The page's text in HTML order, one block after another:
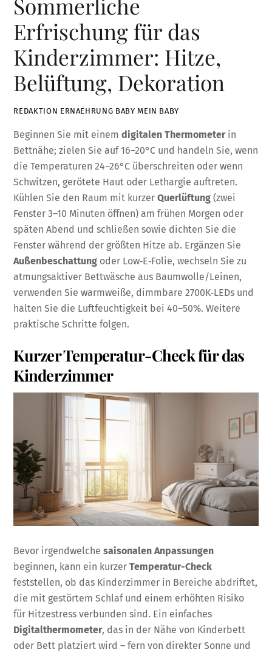
Sommerliche
Erfrischung für das
Kinderzimmer: Hitze,
Belüftung, Dekoration
REDAKTION ERNAEHRUNG BABY MEIN BABY
Beginnen Sie mit einemdigitalen Thermometerin
Bettnähe; zielen Sie auf 16–20°C und handeln Sie, wenn
die Temperaturen 24–26°C überschreiten oder wenn
Schwitzen, gerötete Haut oder Lethargie auftreten.
Kühlen Sie den Raum mit kurzerQuerlüftung (zwei
Fenster 3–10 Minuten öffnen) am frühen Morgen oder
späten Abend und schließen sowie dichten Sie die
Fenster während der größten Hitze ab. Ergänzen Sie
Außenbeschattung oder Low‑E‑Folie, wechseln Sie zu
atmungsaktiver Bettwäsche aus Baumwolle/Leinen,
verwenden Sie warmweiße, dimmbare 2700K‑LEDs und
halten Sie die Luftfeuchtigkeit bei 40–50%. Weitere
praktische Schritte folgen.
Kurzer Temperatur-Check für das
Kinderzimmer
Bevor irgendwelchesaisonalen Anpassungen
beginnen, kann ein kurzerTemperatur-Check
feststellen, ob das Kinderzimmer in Bereiche abdriftet,
die mit gestörtem Schlaf und einem erhöhten Risiko
für Hitzestress verbunden sind. Ein einfaches
Digitalthermometer, das in der Nähe von Kinderbett
oder Bett platziert wird – fern von direkter Sonne und